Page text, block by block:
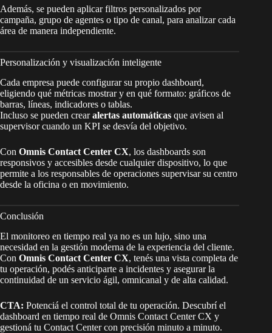
Además, se pueden aplicar filtros personalizados por
campaña, grupo de agentes o tipo de canal, para analizar cada
área de manera independiente.
Personalización y visualización inteligente
Cada empresa puede configurar su propio dashboard,
eligiendo qué métricas mostrar y en qué formato: gráficos de
barras, líneas, indicadores o tablas.
Incluso se pueden crearalertas automáticas que avisen al
supervisor cuando un KPI se desvía del objetivo.
Con Omnis Contact Center CX, los dashboards son
responsivos y accesibles desde cualquier dispositivo, lo que
permite a los responsables de operaciones supervisar su centro
desde la oficina o en movimiento.
Conclusión
El monitoreo en tiempo real ya no es un lujo, sino una
necesidad en la gestión moderna de la experiencia del cliente.
Con Omnis Contact Center CX, tenés una vista completa de
tu operación, podés anticiparte a incidentes y asegurar la
continuidad de un servicio ágil, omnicanal y de alta calidad.
CTA: Potenciá el control total de tu operación. Descubrí el
dashboard en tiempo real de Omnis Contact Center CX y
gestioná tu Contact Center con precisión minuto a minuto.